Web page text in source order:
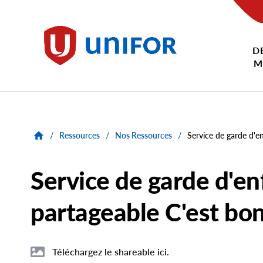
Unifor
/ Ressources / Nos Ressources / Service de garde
Service de garde
partageable C'est
Téléchargez le shareable ici.